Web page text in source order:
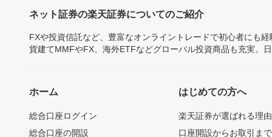
ネット証券の楽天証券についてのご紹介
FXや投資信託など、豊富なオンライントレードで初心者にも
貨建てMMFやFX、海外ETFなどグローバル投資商品も充実。
ホーム
総合口座ログイン
総合口座の開設
はじめての方へ
楽天証券が選ばれる理由
口座開設からお取引ま